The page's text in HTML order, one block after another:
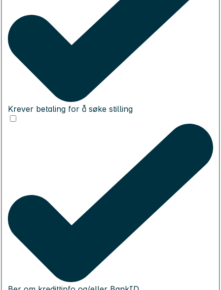
Krever betaling for å søke stilling